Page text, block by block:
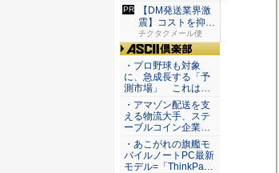
【DM発送業界激
震】コストを抑え
た配達な...
チクタクメール便
ASCII倶楽部
・プロ野球も対象
に、急成長する「予
測市場」 これは…
・アマゾン配送を支
える物流大手、ステ
ーブルコイン企業…
・あこがれの旗艦モ
バイルノートPC最新
モデル=「ThinkPa…